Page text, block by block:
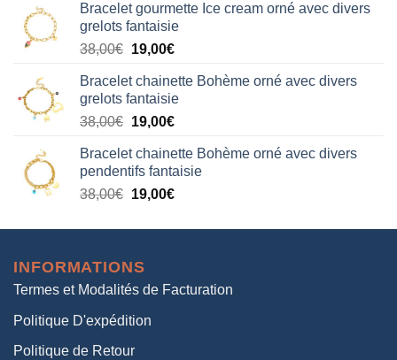
initial
était :
38,00€.
actuel
est :
19,00€.
Bracelet gourmette Ice cream orné avec divers
grelots fantaisie
38,00€ Le
initial
était :
38,00€.
19,00€Le
actuel
est :
19,00€.
Bracelet chainette Bohème orné avec divers
grelots fantaisie
38,00€ Le
initial
était :
38,00€.
19,00€Le
actuel
est :
19,00€.
Bracelet chainette Bohème orné avec divers
pendentifs fantaisie
38,00€ Le
initial
38,00€.
19,00€Le
actuel
INFORMATIONS
Termes et Modalités de Facturation
Politique D'expédition
Politique de Retour